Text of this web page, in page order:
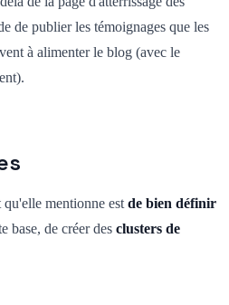
de publier les témoignages que les
à alimenter le blog (avec le
mentionne est de bien définir
base, de créer des clusters de